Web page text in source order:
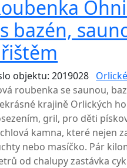
bazén,
objektu: 2019028
roubenka se saunou,
krajině Orlických
gril, pro děti
kamna, které nejen
nebo masíčko. Pár
od chalupy zastávka